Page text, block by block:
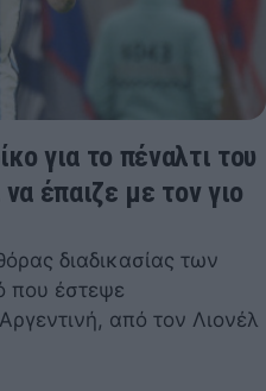
για το πέναλτι του
έπαιζε με τον γιο
διαδικασίας των
που έστεψε
από τον Λιονέλ